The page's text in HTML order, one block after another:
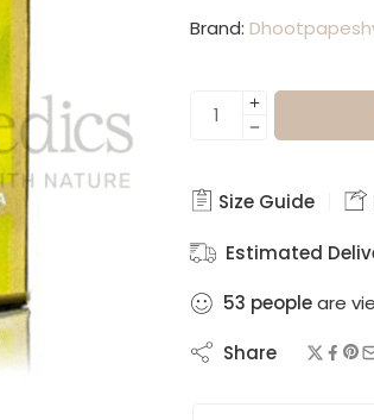
Brand:
Size Guide
Estimated
53 peopleare
Share